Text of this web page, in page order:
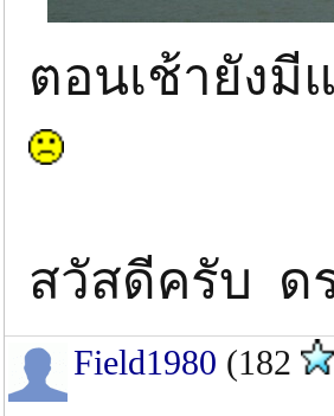
ตอนเช้ายัง
สวัสดีครับ ด
Field1980 (182